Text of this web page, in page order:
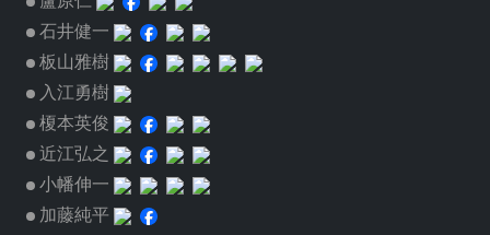
石井健一
板山雅樹
入江勇樹
榎本英俊
近江弘之
小幡伸一
加藤純平